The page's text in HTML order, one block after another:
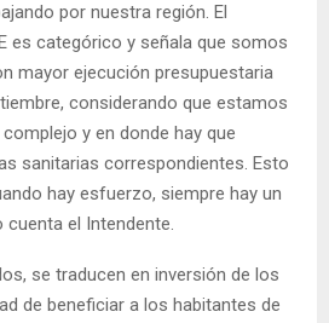
por nuestra región. El
es categórico y señala que somos
mayor ejecución presupuestaria
considerando que estamos
y en donde hay que
sanitarias correspondientes. Esto
hay esfuerzo, siempre hay un
cuenta el Intendente.
se traducen en inversión de los
de beneficiar a los habitantes de